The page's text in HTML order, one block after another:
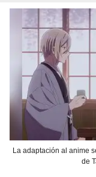
La adaptación al anime
de